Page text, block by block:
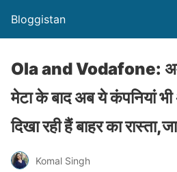
Bloggistan
Ola and Vodafone:
मेटा के बाद अब ये कंपनियां भी
दिखा रही हैं बाहर का
Komal Singh